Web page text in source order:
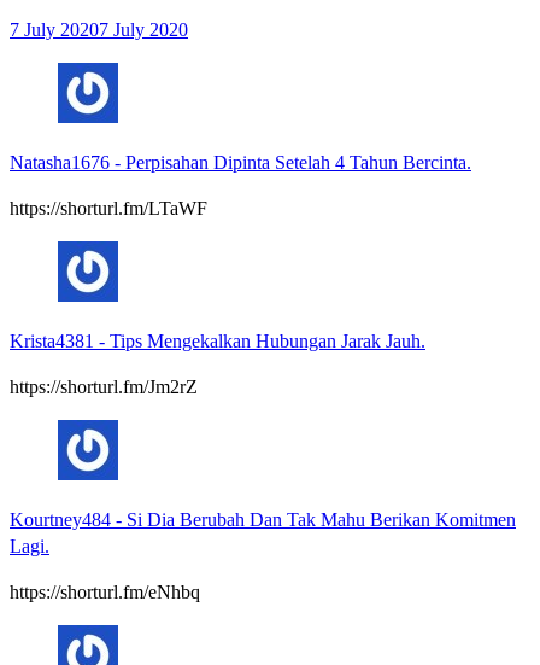
7 July 20207 July 2020
Natasha1676 - Perpisahan Dipinta Setelah 4 Tahun Bercinta.
https://shorturl.fm/LTaWF
Krista4381 - Tips Mengekalkan Hubungan Jarak Jauh.
https://shorturl.fm/Jm2rZ
Kourtney484 - Si Dia Berubah Dan Tak Mahu Berikan Komitmen
Lagi.
https://shorturl.fm/eNhbq